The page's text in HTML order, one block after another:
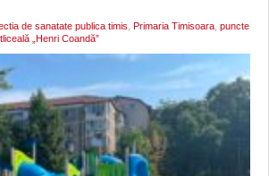
de sanatate publica timis Primaria Timisoara puncte
„Henri Coandă”